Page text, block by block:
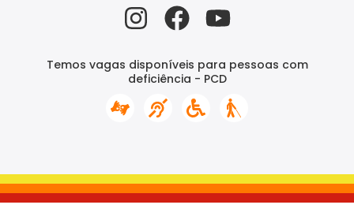
Temos vagas disponíveis para pessoas com
deficiência - PCD